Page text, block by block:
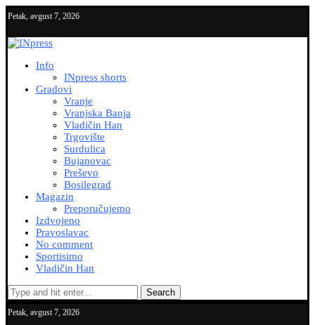
Petak, avgust 7, 2026
Info
INpress shorts
Gradovi
Vranje
Vranjska Banja
Vladičin Han
Trgovište
Surdulica
Bujanovac
Preševo
Bosilegrad
Magazin
Preporučujemo
Izdvojeno
Pravoslavac
No comment
Sportisimo
Vladičin Han
Search
Petak, avgust 7, 2026